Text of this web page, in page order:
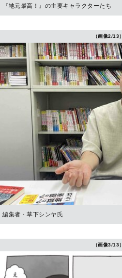
『地元最高！』の主要キャラクターたち
（画像2/13）
編集者・草下シンヤ氏
（画像3/13）